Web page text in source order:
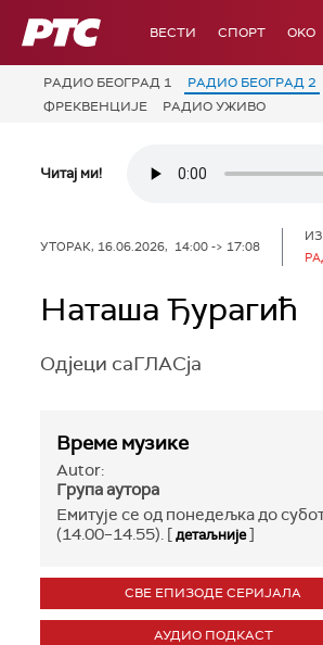
РТС ВЕСТИ СПОРТ OKO
РАДИО БЕОГРАД 1 РАДИО БЕОГРАД 2
ФРЕКВЕНЦИЈЕ
РАДИО УЖИВО
Читај ми!
УТОРАК, 16.06.2026, 14:00 -> 17:08
Наташа Ђурагић
Одјеци саГЛАСја
Време музике
Autor:
Група аутора
Емитује се од понедељка до
(14.00–14.55). [детаљније]
СВЕ ЕПИЗОДЕ СЕРИЈАЛА
АУДИО ПОДКАСТ